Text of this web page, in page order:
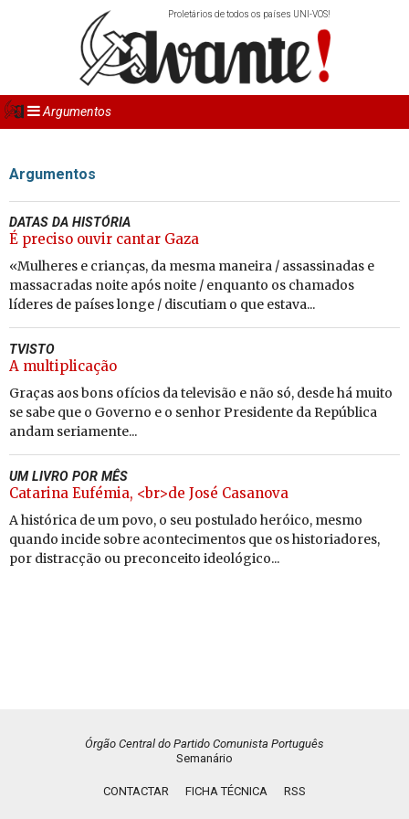
Proletários de todos os países UNI-VOS!
Argumentos
Argumentos
DATAS DA HISTÓRIA
É preciso ouvir cantar Gaza
«Mulheres e crianças, da mesma maneira / assassinadas e
massacradas noite após noite / enquanto os chamados
líderes de países longe / discutiam o que estava...
TVISTO
A multiplicação
Graças aos bons ofícios da televisão e não só, desde há muito
se sabe que o Governo e o senhor Presidente da República
andam seriamente...
UM LIVRO POR MÊS
Catarina Eufémia, <br>de José Casanova
A histórica de um povo, o seu postulado heróico, mesmo
quando incide sobre acontecimentos que os historiadores,
por distracção ou preconceito ideológico...
Órgão Central do Partido Comunista Português
Semanário
CONTACTAR FICHA TÉCNICA RSS